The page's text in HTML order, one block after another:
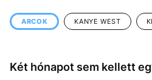
ARCOK KANYE WEST
Két hónapot sem kellett